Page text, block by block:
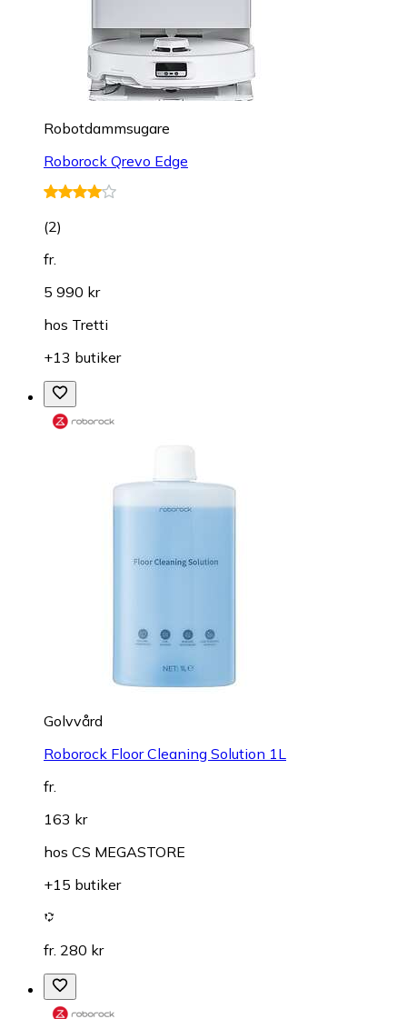
Robotdammsugare
Roborock Qrevo Edge
(2)
fr.
5 990 kr
hos Tretti
+13 butiker
Golvvård
Roborock Floor Cleaning Solution 1L
fr.
163 kr
hos CS MEGASTORE
+15 butiker
fr. 280 kr